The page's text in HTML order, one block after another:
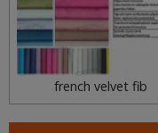
french velvet fib